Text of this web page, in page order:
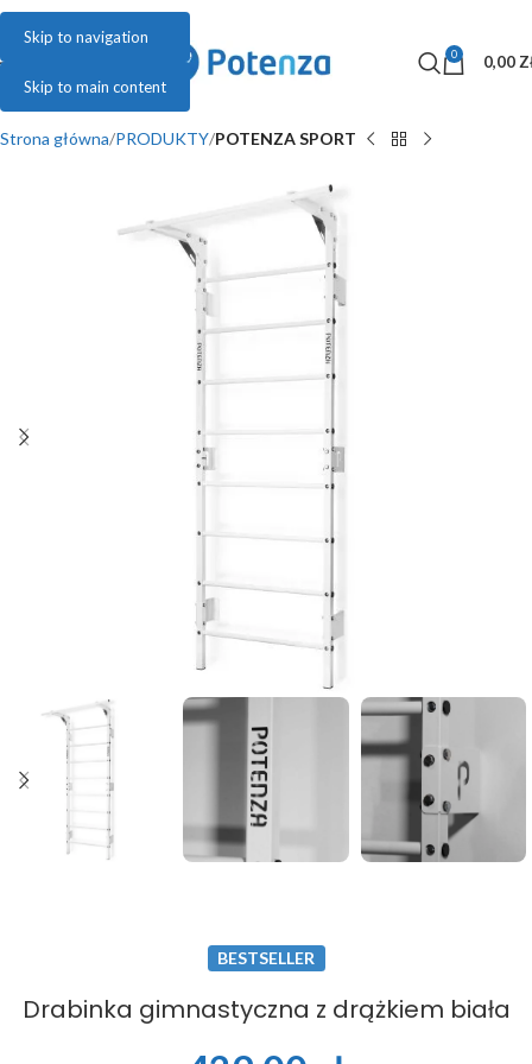
Skip to navigation
Skip to main content
0 0,00
Strona główna PRODUKTY POTENZA SPORT
BESTSELLER
Drabinka gimnastyczna z drążkiem biała